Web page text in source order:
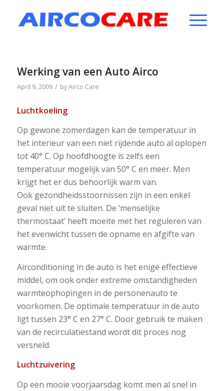
Werking van een Auto Airco
April 9, 2009 / byAirco Care
Luchtkoeling
Op gewone zomerdagen kan de temperatuur in
het interieur van een niet rijdende auto al oplopen
tot 40° C. Op hoofdhoogte is zelfs een
temperatuur mogelijk van 50° C en meer. Men
krijgt het er dus behoorlijk warm van.
Ook gezondheidsstoornissen zijn in een enkel
geval niet uit te sluiten. De ‘menselijke
thermostaat’ heeft moeite met het reguleren van
het evenwicht tussen de opname en afgifte van
warmte.
Airconditioning in de auto is het enige effectieve
middel, om ook onder extreme omstandigheden
warmteophopingen in de personenauto te
voorkomen. De optimale temperatuur in de auto
ligt tussen 23° C en 27° C. Door gebruik te maken
van de recirculatiestand wordt dit proces nog
versneld.
Luchtzuivering
Op een mooie voorjaarsdag komt men al snel in